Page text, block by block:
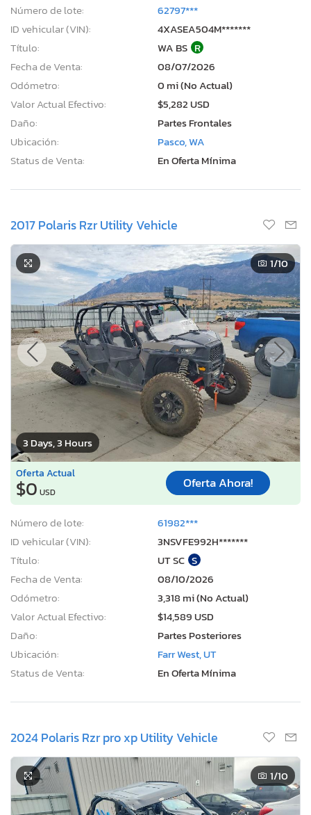
Número de lote:
62797***
ID vehicular (VIN):
4XASEA504M*******
Título:
WA BS R
Fecha de Venta:
08/07/2026
Odómetro:
0 mi (No Actual)
Valor Actual Efectivo:
$5,282 USD
Daño:
Partes Frontales
Ubicación:
Pasco, WA
Status de Venta:
En Oferta Mínima
2017 Polaris Rzr Utility Vehicle
3 Days, 3 Hours
1/10
Oferta Actual
$0 USD
Oferta Ahora!
Número de lote:
61982***
ID vehicular (VIN):
3NSVFE992H*******
Título:
UT SC S
Fecha de Venta:
08/10/2026
Odómetro:
3,318 mi (No Actual)
Valor Actual Efectivo:
$14,589 USD
Daño:
Partes Posteriores
Ubicación:
Farr West, UT
Status de Venta:
En Oferta Mínima
2024 Polaris Rzr pro xp Utility Vehicle
1/10